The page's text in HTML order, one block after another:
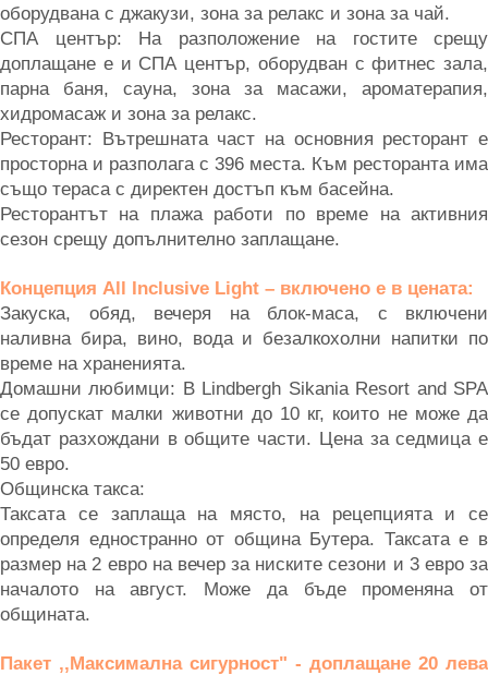
оборудвана с джакузи, зона за релакс и зона за чай.
СПА център: На разположение на гостите срещу
доплащане е и СПА център, оборудван с фитнес зала,
парна баня, сауна, зона за масажи, ароматерапия,
хидромасаж и зона за релакс.
Ресторант: Вътрешната част на основния ресторант е
просторна и разполага с 396 места. Към ресторанта има
също тераса с директен достъп към басейна.
Ресторантът на плажа работи по време на активния
сезон срещу допълнително заплащане.
Концепция All Inclusive Light – включено е в цената:
Закуска, обяд, вечеря на блок-маса, с включени
наливна бира, вино, вода и безалкохолни напитки по
време на храненията.
Домашни любимци: В Lindbergh Sikania Resort and SPA
се допускат малки животни до 10 кг, които не може да
бъдат разхождани в общите части. Цена за седмица е
50 евро.
Общинска такса:
Таксата се заплаща на място, на рецепцията и се
определя едностранно от община Бутера. Таксата е в
размер на 2 евро на вечер за ниските сезони и 3 евро за
началото на август. Може да бъде променяна от
общината.
Пакет ,,Максимална сигурност" - доплащане 20 лева